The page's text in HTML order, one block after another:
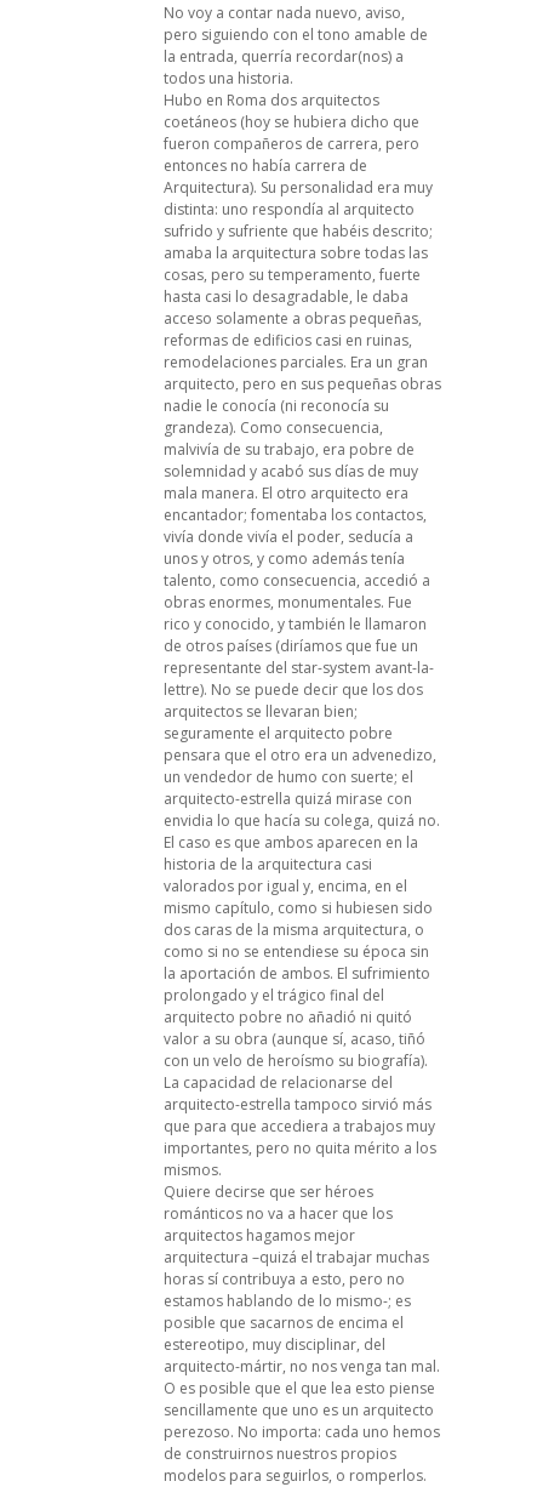
No voy a contar nada nuevo, aviso,
pero siguiendo con el tono amable de
la entrada, querría recordar(nos) a
todos una historia.
Hubo en Roma dos arquitectos
coetáneos (hoy se hubiera dicho que
fueron compañeros de carrera, pero
entonces no había carrera de
Arquitectura). Su personalidad era muy
distinta: uno respondía al arquitecto
sufrido y sufriente que habéis descrito;
amaba la arquitectura sobre todas las
cosas, pero su temperamento, fuerte
hasta casi lo desagradable, le daba
acceso solamente a obras pequeñas,
reformas de edificios casi en ruinas,
remodelaciones parciales. Era un gran
arquitecto, pero en sus pequeñas obras
nadie le conocía (ni reconocía su
grandeza). Como consecuencia,
malvivía de su trabajo, era pobre de
solemnidad y acabó sus días de muy
mala manera. El otro arquitecto era
encantador; fomentaba los contactos,
vivía donde vivía el poder, seducía a
unos y otros, y como además tenía
talento, como consecuencia, accedió a
obras enormes, monumentales. Fue
rico y conocido, y también le llamaron
de otros países (diríamos que fue un
representante del star-system avant-la-
lettre). No se puede decir que los dos
arquitectos se llevaran bien;
seguramente el arquitecto pobre
pensara que el otro era un advenedizo,
un vendedor de humo con suerte; el
arquitecto-estrella quizá mirase con
envidia lo que hacía su colega, quizá no.
El caso es que ambos aparecen en la
historia de la arquitectura casi
valorados por igual y, encima, en el
mismo capítulo, como si hubiesen sido
dos caras de la misma arquitectura, o
como si no se entendiese su época sin
la aportación de ambos. El sufrimiento
prolongado y el trágico final del
arquitecto pobre no añadió ni quitó
valor a su obra (aunque sí, acaso, tiñó
con un velo de heroísmo su biografía).
La capacidad de relacionarse del
arquitecto-estrella tampoco sirvió más
que para que accediera a trabajos muy
importantes, pero no quita mérito a los
mismos.
Quiere decirse que ser héroes
románticos no va a hacer que los
arquitectos hagamos mejor
arquitectura –quizá el trabajar muchas
horas sí contribuya a esto, pero no
estamos hablando de lo mismo-; es
posible que sacarnos de encima el
estereotipo, muy disciplinar, del
arquitecto-mártir, no nos venga tan mal.
O es posible que el que lea esto piense
sencillamente que uno es un arquitecto
perezoso. No importa: cada uno hemos
de construirnos nuestros propios
modelos para seguirlos, o romperlos.